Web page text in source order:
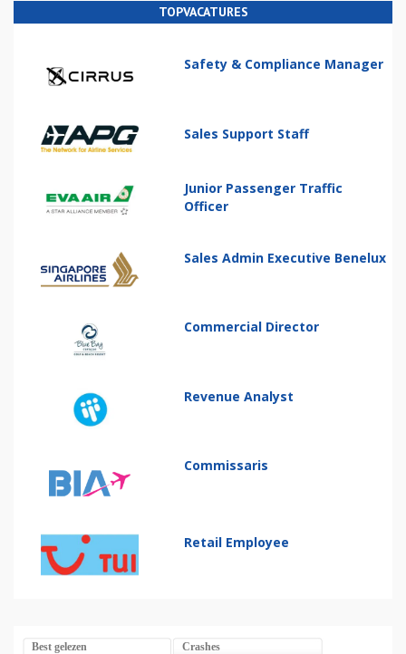
TOPVACATURES
Safety & Compliance Manager
Sales Support Staff
Junior Passenger Traffic
Officer
Sales Admin Executive Benelux
Commercial Director
Revenue Analyst
Commissaris
Retail Employee
Best gelezen Crashes